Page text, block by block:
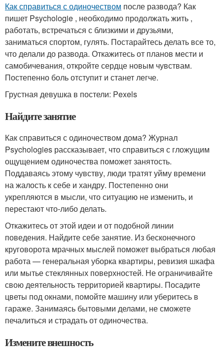
Как справиться с одиночеством после развода? Как
пишет Psychologie , необходимо продолжать жить ,
работать, встречаться с близкими и друзьями,
заниматься спортом, гулять. Постарайтесь делать все то,
что делали до развода. Откажитесь от планов мести и
самобичевания, откройте сердце новым чувствам.
Постепенно боль отступит и станет легче.
Грустная девушка в постели: Pexels
Найдите занятие
Как справиться с одиночеством дома? Журнал
Psychologies рассказывает, что справиться с гложущим
ощущением одиночества поможет занятость.
Поддаваясь этому чувству, люди тратят уйму времени
на жалость к себе и хандру. Постепенно они
укрепляются в мысли, что ситуацию не изменить, и
перестают что-либо делать.
Откажитесь от этой идеи и от подобной линии
поведения. Найдите себе занятие. Из бесконечного
круговорота мрачных мыслей поможет выбраться любая
работа — генеральная уборка квартиры, ревизия шкафа
или мытье стеклянных поверхностей. Не ограничивайте
свою деятельность территорией квартиры. Посадите
цветы под окнами, помойте машину или уберитесь в
гараже. Занимаясь бытовыми делами, не сможете
печалиться и страдать от одиночества.
Измените внешность